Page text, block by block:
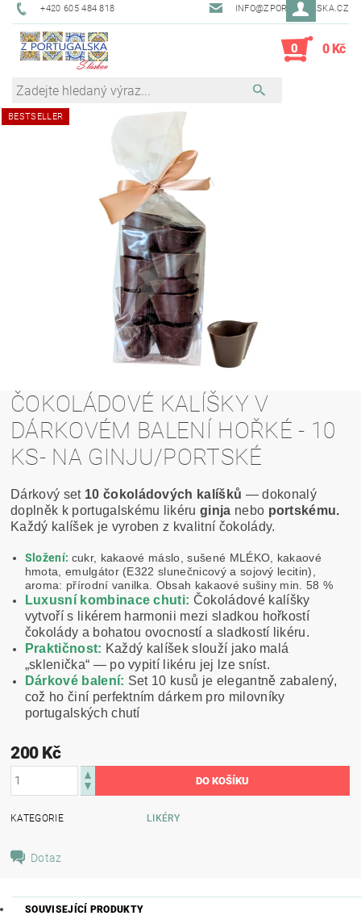
+420 605 484 818 INFO@ZPORTUGALSKA.CZ
0 0 Kč
BESTSELLER
ČOKOLÁDOVÉ KALÍŠKY V
DÁRKOVÉM BALENÍ HOŘKÉ - 10
KS- NA GINJU/PORTSKÉ
Dárkový set 10 čokoládových kalíšků — dokonalý
doplněk k portugalskému likéruginja nebo portskému.
Každý kalíšek je vyroben z kvalitní čokolády.
Složení: cukr, kakaové máslo, sušené MLÉKO, kakaové
hmota, emulgátor (E322 slunečnicový a sojový lecitin),
aroma: přírodní vanilka. Obsah kakaové sušiny min. 58 %
Luxusní kombinace chuti: Čokoládové kalíšky
vytvoří s likérem harmonii mezi sladkou hořkostí
čokolády a bohatou ovocností a sladkostí likéru.
Praktičnost: Každý kalíšek slouží jako malá
„sklenička“ — po vypití likéru jej lze sníst.
Dárkové balení: Set 10 kusů je elegantně zabalený,
což ho činí perfektním dárkem pro milovníky
portugalských chutí
200 Kč
KATEGORIE LIKÉRY
Dotaz
SOUVISEJÍCÍ PRODUKTY